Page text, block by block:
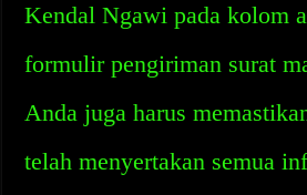
Kendal Ngawi pada kolom
formulir pengiriman surat
Anda juga harus
telah menyertakan semua